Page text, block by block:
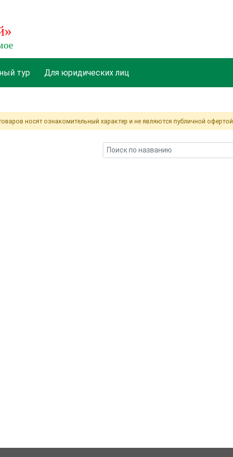
тур Для юридических лиц
носят ознакомительный характер и не являются публичной офертой.